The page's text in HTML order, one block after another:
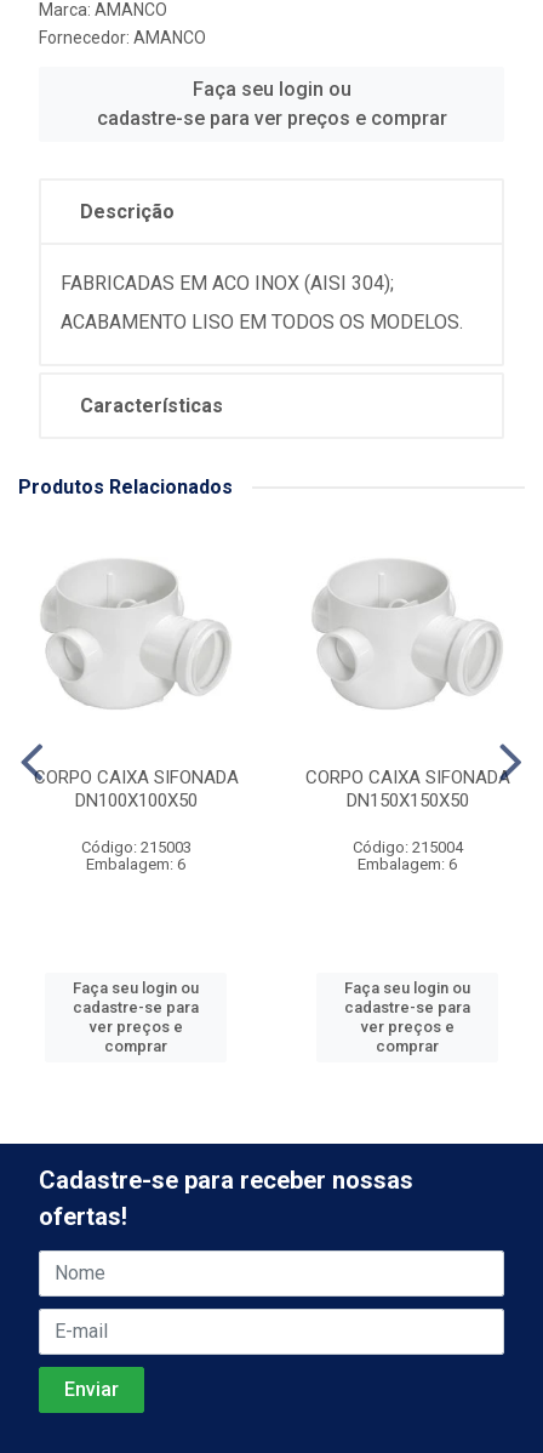
Marca: AMANCO
Fornecedor: AMANCO
Faça seu login ou
cadastre-se para ver preços e comprar
Descrição
FABRICADAS EM ACO INOX (AISI 304);
ACABAMENTO LISO EM TODOS OS MODELOS.
Características
Produtos Relacionados
CORPO CAIXA SIFONADA
DN100X100X50
Código: 215003
Embalagem: 6
Faça seu login ou
cadastre-se para
ver preços e
comprar
CORPO CAIXA SIFONADA
DN150X150X50
Código: 215004
Embalagem: 6
Faça seu login ou
cadastre-se para
ver preços e
comprar
Cadastre-se para receber nossas
ofertas!